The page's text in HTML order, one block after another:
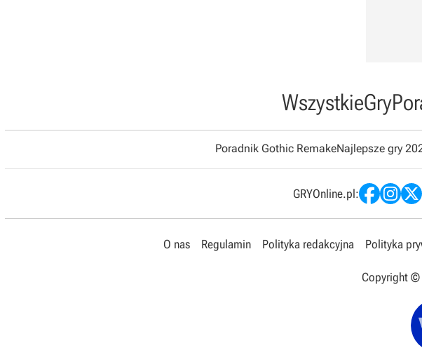
WszystkieGry
Poradnik Gothic RemakeNajlepsze gry
GRYOnline.pl:
O nas Regulamin Polityka redakcyjna Polityka
Copyright